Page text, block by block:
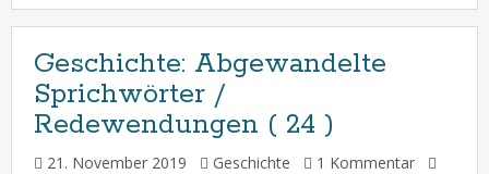
Geschichte: Abgewandelte
Sprichwörter /
Redewendungen ( 24 )
21. November 2019 Geschichte
1 Kommentar